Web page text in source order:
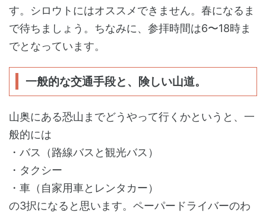
す。シロウトにはオススメできません。春になるま
で待ちましょう。ちなみに、参拝時間は6〜18時ま
でとなっています。
一般的な交通手段と、険しい山道。
山奥にある恐山までどうやって行くかというと、一
般的には
・バス（路線バスと観光バス）
・タクシー
・車（自家用車とレンタカー）
の3択になると思います。ペーパードライバーのわ